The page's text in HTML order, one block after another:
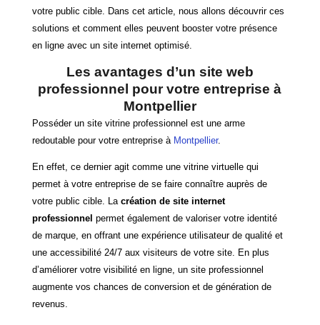
votre public cible. Dans cet article, nous allons découvrir ces
solutions et comment elles peuvent booster votre présence
en ligne avec un site internet optimisé.
Les avantages d’un site web
professionnel pour votre entreprise à
Montpellier
Posséder un site vitrine professionnel est une arme
redoutable pour votre entreprise à Montpellier.
En effet, ce dernier agit comme une vitrine virtuelle qui
permet à votre entreprise de se faire connaître auprès de
votre public cible. La création de site internet
professionnel permet également de valoriser votre identité
de marque, en offrant une expérience utilisateur de qualité et
une accessibilité 24/7 aux visiteurs de votre site. En plus
d’améliorer votre visibilité en ligne, un site professionnel
augmente vos chances de conversion et de génération de
revenus.